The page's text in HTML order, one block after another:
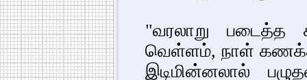
"வரலாறு படைத்த
வெள்ளம், நாள்
இடிமின்னலால்